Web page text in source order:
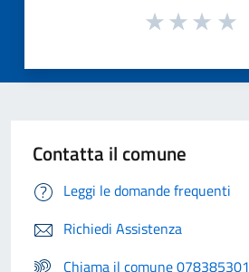
Contatta il comune
Leggi le domande frequenti
Richiedi Assistenza
Chiama il comune 078385301